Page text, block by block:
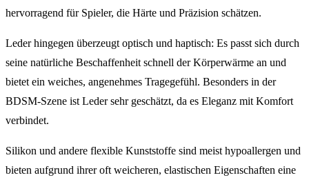
hervorragend für Spieler, die Härte und Präzision schätzen.
Leder hingegen überzeugt optisch und haptisch: Es passt sich durch
seine natürliche Beschaffenheit schnell der Körperwärme an und
bietet ein weiches, angenehmes Tragegefühl. Besonders in der
BDSM-Szene ist Leder sehr geschätzt, da es Eleganz mit Komfort
verbindet.
Silikon und andere flexible Kunststoffe sind meist hypoallergen und
bieten aufgrund ihrer oft weicheren, elastischen Eigenschaften eine